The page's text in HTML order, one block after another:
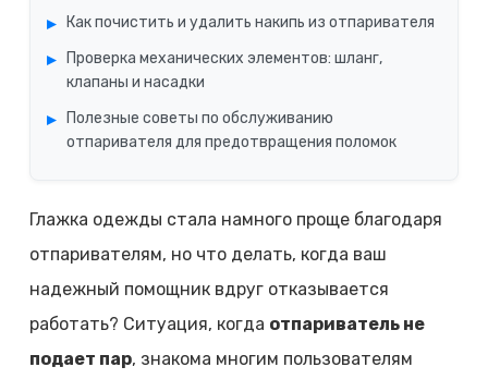
Как почистить и удалить накипь из отпаривателя
Проверка механических элементов: шланг,
клапаны и насадки
Полезные советы по обслуживанию
отпаривателя для предотвращения поломок
Глажка одежды стала намного проще благодаря
отпаривателям, но что делать, когда ваш
надежный помощник вдруг отказывается
работать? Ситуация, когда отпариватель не
подает пар, знакома многим пользователям